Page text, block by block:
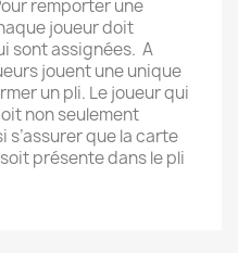
remporter une
joueur doit
sont assignées. A
jouent une unique
un pli. Le joueur qui
non seulement
s’assurer que la carte
présente dans le pli